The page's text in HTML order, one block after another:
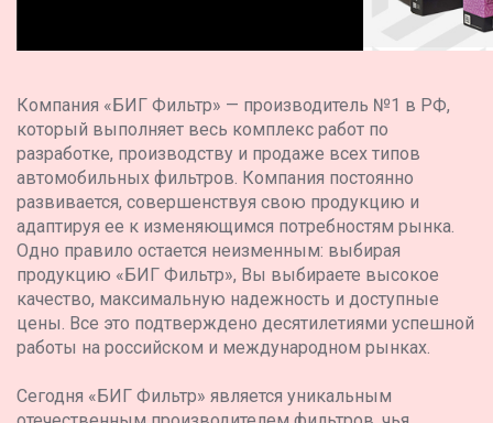
Компания «БИГ Фильтр» — производитель №1 в РФ,
который выполняет весь комплекс работ по
разработке, производству и продаже всех типов
автомобильных фильтров. Компания постоянно
развивается, совершенствуя свою продукцию и
адаптируя ее к изменяющимся потребностям рынка.
Одно правило остается неизменным: выбирая
продукцию «БИГ Фильтр», Вы выбираете высокое
качество, максимальную надежность и доступные
цены. Все это подтверждено десятилетиями успешной
работы на российском и международном рынках.
Сегодня «БИГ Фильтр» является уникальным